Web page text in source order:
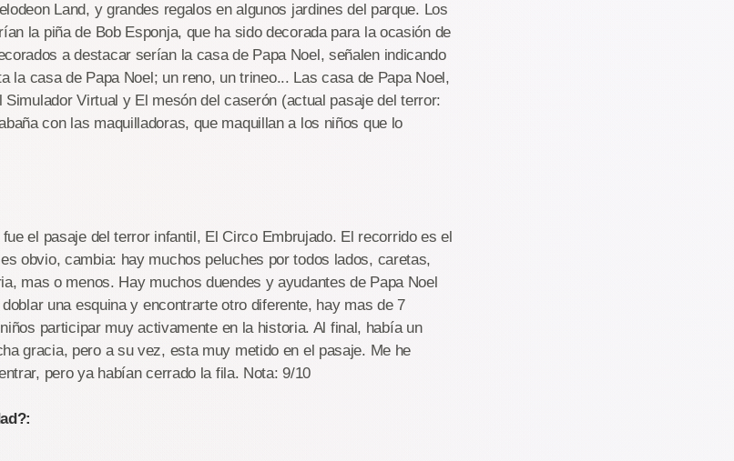
Land, y grandes regalos en algunos jardines del parque. Los
la piña de Bob Esponja, que ha sido decorada para la ocasión de
a destacar serían la casa de Papa Noel, señalen indicando
la casa de Papa Noel; un reno, un trineo... Las casa de Papa Noel,
Virtual y El mesón del caserón (actual pasaje del terror:
con las maquilladoras, que maquillan a los niños que lo
el pasaje del terror infantil, El Circo Embrujado. El recorrido es el
obvio, cambia: hay muchos peluches por todos lados, caretas,
mas o menos. Hay muchos duendes y ayudantes de Papa Noel
una esquina y encontrarte otro diferente, hay mas de 7
participar muy activamente en la historia. Al final, había un
gracia, pero a su vez, esta muy metido en el pasaje. Me he
pero ya habían cerrado la fila. Nota: 9/10